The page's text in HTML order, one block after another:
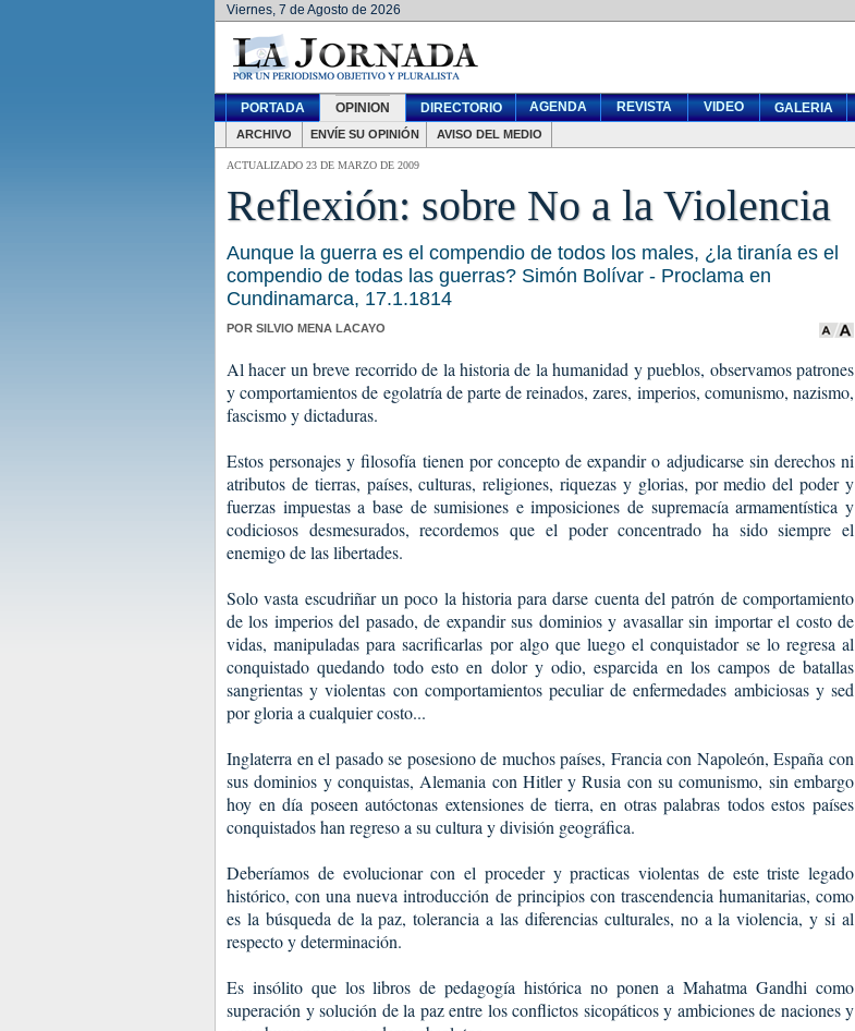
Viernes, 7 de Agosto de 2026
PORTADA OPINION DIRECTORIO AGENDA REVISTA VIDEO GALERIA
ARCHIVO ENVÍE SU OPINIÓN AVISO DEL MEDIO
ACTUALIZADO 23 DE MARZO DE 2009
Reflexión: sobre No a la Violencia
Aunque la guerra es el compendio de todos los males, ¿la tiranía es el
compendio de todas las guerras? Simón Bolívar - Proclama en
Cundinamarca, 17.1.1814
POR SILVIO MENA LACAYO
Al hacer un breve recorrido de la historia de la humanidad y pueblos, observamos patrones
y comportamientos de egolatría de parte de reinados, zares, imperios, comunismo, nazismo,
fascismo y dictaduras.
Estos personajes y filosofía tienen por concepto de expandir o adjudicarse sin derechos ni
atributos de tierras, países, culturas, religiones, riquezas y glorias, por medio del poder y
fuerzas impuestas a base de sumisiones e imposiciones de supremacía armamentística y
codiciosos desmesurados, recordemos que el poder concentrado ha sido siempre el
enemigo de las libertades.
Solo vasta escudriñar un poco la historia para darse cuenta del patrón de comportamiento
de los imperios del pasado, de expandir sus dominios y avasallar sin importar el costo de
vidas, manipuladas para sacrificarlas por algo que luego el conquistador se lo regresa al
conquistado quedando todo esto en dolor y odio, esparcida en los campos de batallas
sangrientas y violentas con comportamientos peculiar de enfermedades ambiciosas y sed
por gloria a cualquier costo...
Inglaterra en el pasado se posesiono de muchos países, Francia con Napoleón, España con
sus dominios y conquistas, Alemania con Hitler y Rusia con su comunismo, sin embargo
hoy en día poseen autóctonas extensiones de tierra, en otras palabras todos estos países
conquistados han regreso a su cultura y división geográfica.
Deberíamos de evolucionar con el proceder y practicas violentas de este triste legado
histórico, con una nueva introducción de principios con trascendencia humanitarias, como
es la búsqueda de la paz, tolerancia a las diferencias culturales, no a la violencia, y si al
respecto y determinación.
Es insólito que los libros de pedagogía histórica no ponen a Mahatma Gandhi como
superación y solución de la paz entre los conflictos sicopáticos y ambiciones de naciones y